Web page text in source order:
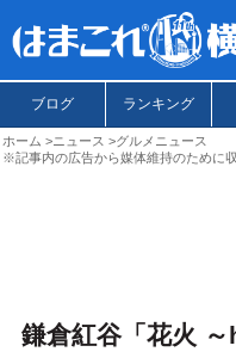
ブログ ランキング
ホーム ニュース
グルメニュース
※記事内の広告から媒体維持のために
鎌倉紅谷「花火